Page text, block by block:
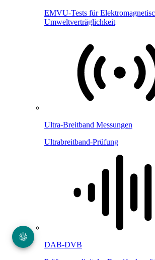
EMVU-Tests für
Umweltverträglichkeit
Ultra-Breitband Messungen
Ultrabreitband-Prüfung
DAB-DVB